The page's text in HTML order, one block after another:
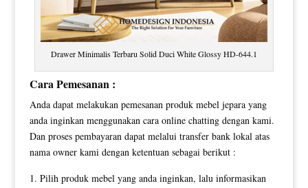
Drawer Minimalis Terbaru Solid Duci White Glossy HD-644.1
Cara Pemesanan :
Anda dapat melakukan pemesanan produk mebel jepara yang
anda inginkan menggunakan cara online chatting dengan kami.
Dan proses pembayaran dapat melalui transfer bank lokal atas
nama owner kami dengan ketentuan sebagai berikut :
Pilih produk mebel yang anda inginkan, lalu informasikan